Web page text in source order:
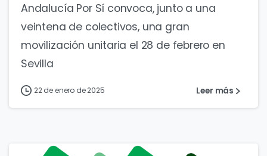
Andalucía Por Sí convoca, junto a una
veintena de colectivos, una gran
movilización unitaria el 28 de febrero en
Sevilla
22 de enero de 2025 Leer más